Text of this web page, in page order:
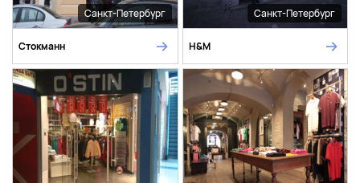
Санкт-Петербург
Стокманн
Санкт-Петербург
H&M